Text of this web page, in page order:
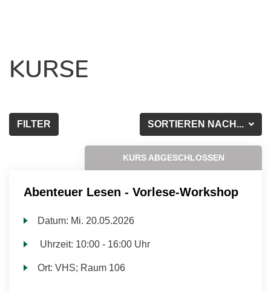
KURSE
SORTIEREN NACH...
FILTER
KURS ABGESCHLOSSEN
Abenteuer Lesen - Vorlese-Workshop
Datum: Mi. 20.05.2026
Uhrzeit: 10:00 - 16:00 Uhr
Ort:VHS; Raum 106